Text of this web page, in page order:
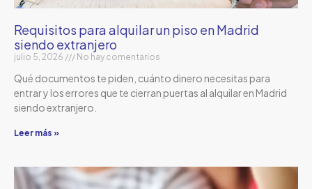
Requisitos para alquilar un piso en Madrid
siendo extranjero
julio 5, 2026 No hay comentarios
Qué documentos te piden, cuánto dinero necesitas para
entrar y los errores que te cierran puertas al alquilar en Madrid
siendo extranjero.
Leer más »